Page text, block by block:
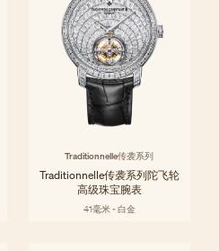
Traditionnelle传袭系列
Traditionnelle传袭系列陀飞轮
高级珠宝腕表
41毫米 - 白金